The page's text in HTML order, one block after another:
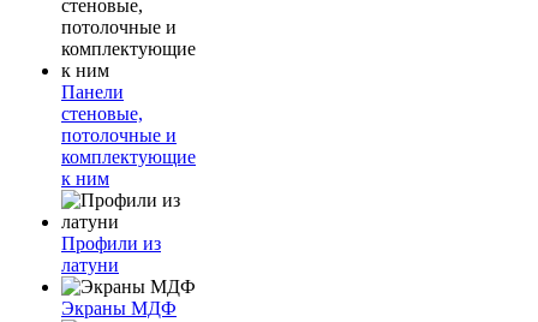
Панели
стеновые,
потолочные и
комплектующие
к ним
Профили из
латуни
Экраны МДФ